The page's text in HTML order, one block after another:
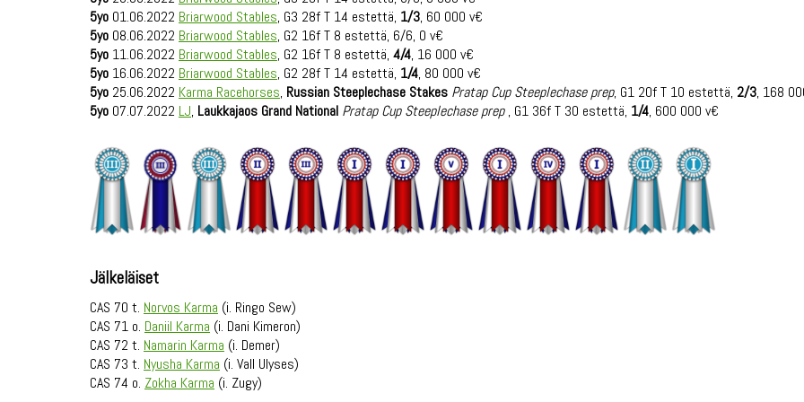
5yo 01.06.2022 Briarwood Stables, G3 28f T 14 estettä, 1/3, 60 000 v€
5yo 08.06.2022 Briarwood Stables, G2 16f T 8 estettä, 6/6, 0 v€
5yo 11.06.2022 Briarwood Stables, G2 16f T 8 estettä, 4/4, 16 000 v€
5yo 16.06.2022 Briarwood Stables, G2 28f T 14 estettä, 1/4, 80 000 v€
5yo 25.06.2022 Karma Racehorses, Russian Steeplechase Stakes Pratap Cup Steeplechase prep, G1 20f T 10 estettä, 2/3, 168
5yo 07.07.2022 LJ, Laukkajaos Grand National Pratap Cup Steeplechase prep, G1 36f T 30 estettä, 1/4, 600 000 v€
Jälkeläiset
CAS 70 t. Norvos Karma (i. Ringo Sew)
CAS 71 o. Daniil Karma (i. Dani Kimeron)
CAS 72 t. Namarin Karma (i. Demer)
CAS 73 t. Nyusha Karma (i. Vall Ulyses)
CAS 74 o. Zokha Karma (i. Zugy)